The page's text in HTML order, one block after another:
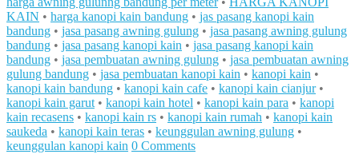
KAIN • harga kanopi kain bandung • jas pasang kanopi kain
bandung • jasa pasang awning gulung • jasa pasang awning gulung
bandung • jasa pasang kanopi kain • jasa pasang kanopi kain
bandung • jasa pembuatan awning gulung • jasa pembuatan awning
gulung bandung • jasa pembuatan kanopi kain • kanopi kain •
kanopi kain bandung • kanopi kain cafe • kanopi kain cianjur•
kanopi kain garut • kanopi kain hotel • kanopi kain para • kanopi
kain recasens • kanopi kain rs • kanopi kain rumah • kanopi kain
saukeda • kanopi kain teras • keunggulan awning gulung •
keunggulan kanopi kain 0 Comments